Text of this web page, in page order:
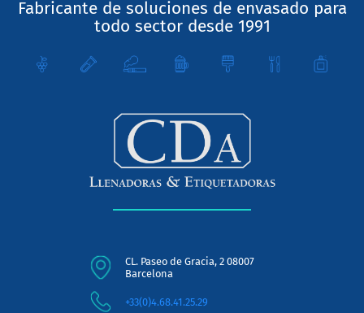
Fabricante de soluciones de envasado para
todo sector desde 1991
CL. Paseo de Gracia, 2 08007
Barcelona
+33(0)4.68.41.25.29